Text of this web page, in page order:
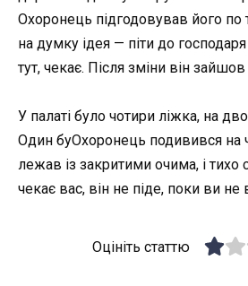
Охоронець підгодовував його по
на думку ідея — піти до
тут, чекає. Після зміни він
У палаті було чотири ліжка, на
Один буОхоронець подивився на
лежав із закритими очима, і тихо
чекає вас, він не піде, поки ви не
Оцініть статтю